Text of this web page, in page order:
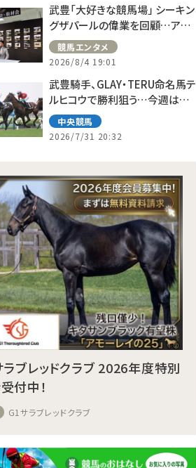
武豊「大好きな競馬場」 シーキン
グザパールの偉業を回顧…アス
コット、ドーヴィルへの思い語る
競馬エンタメ
2026/8/4 19:01
武豊騎手、GLAY・TERU命名馬テ
ルヒコウで勝利狙う…今週は札
幌で10鞍
中央競馬
2026/7/31 20:32
ラブレッドクラブ 2026年度特別
付中！
G1サラブレッドクラブ